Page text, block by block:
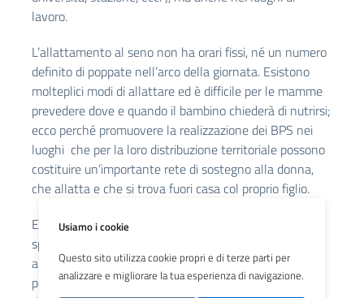
lavoro.
L’allattamento al seno non ha orari fissi, né un numero
definito di poppate nell’arco della giornata. Esistono
molteplici modi di allattare ed è difficile per le mamme
prevedere dove e quando il bambino chiederà di nutrirsi;
ecco perché promuovere la realizzazione dei BPS nei
luoghi che per la loro distribuzione territoriale possono
costituire un’importante rete di sostegno alla donna,
che allatta e che si trova fuori casa col proprio figlio.
E’molto semplice realizzarlo: basta individuare uno
spazio, attrezzarlo con una poltrona e un fasciatoio o
altra superficie idonea per il cambio del pannolino, e se
possibile, un angolo attrezzato per il gioco dei bambini,
Usiamo i cookie
Questo sito utilizza cookie propri e di terze parti per
analizzare e migliorare la tua esperienza di navigazione.